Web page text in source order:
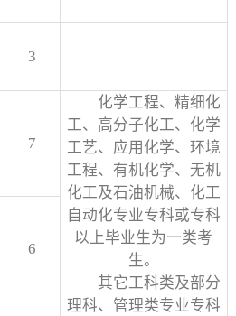
3
7
化学工程、精细化
工、高分子化工、化学
工艺、应用化学、环境
工程、有机化学、无机
化工及石油机械、化工
自动化专业专科或专科
以上毕业生为一类考
生。
其它工科类及部分
理科、管理类专业专科
6